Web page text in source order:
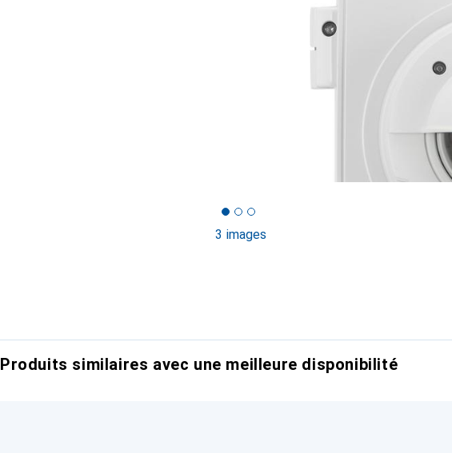
3 images
Produits similaires avec une meilleure disponibilité